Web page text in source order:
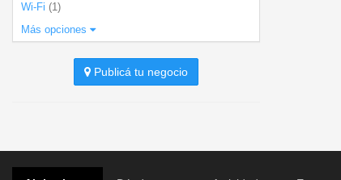
Wi-Fi (1)
Más opciones
Publicá tu negocio